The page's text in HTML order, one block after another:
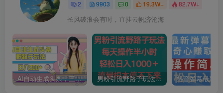
2 9903 0 19.3W+ 82.7W+
长风破浪会有时，直挂云帆济沧海
AI自动生成头条，三天必起号，三分钟轻松发布内容，复制粘贴，保姆级教… 男粉引流野路子玩法，每天操作半小时轻松日入1000＋，流量根本停不下来